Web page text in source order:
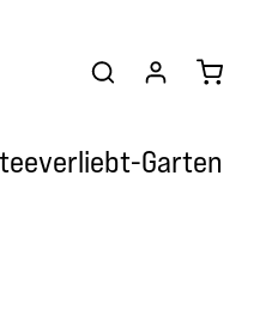
teeverliebt-Garten